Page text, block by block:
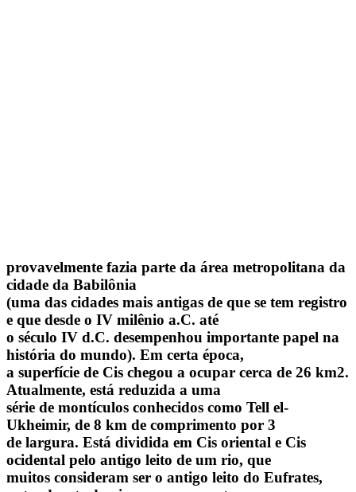
provavelmente fazia parte da área metropolitana da
cidade da Babilônia
(uma das cidades mais antigas de que se tem registro
e que desde o IV milênio a.C. até
o século IV d.C. desempenhou importante papel na
história do mundo). Em certa época,
a superfície de Cis chegou a ocupar cerca de 26 km2.
Atualmente, está reduzida a uma
série de montículos conhecidos como Tell el-
Ukheimir, de 8 km de comprimento por 3
de largura. Está dividida em Cis oriental e Cis
ocidental pelo antigo leito de um rio, que
muitos consideram ser o antigo leito do Eufrates,